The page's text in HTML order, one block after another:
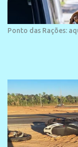
Ponto das Rações: